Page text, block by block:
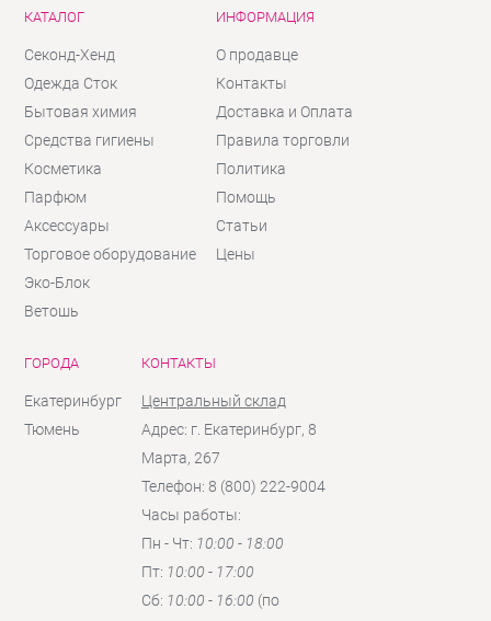
КАТАЛОГ
Секонд-Хенд
Одежда Сток
Бытовая химия
Средства гигиены
Косметика
Парфюм
Аксессуары
Торговое оборудование
Эко-Блок
Ветошь
ИНФОРМАЦИЯ
О продавце
Контакты
Доставка и Оплата
Правила торговли
Политика
Помощь
Статьи
Цены
ГОРОДА
Екатеринбург
Тюмень
КОНТАКТЫ
Центральный склад
Адрес: г. Екатеринбург, 8
Марта, 267
Телефон: 8 (800) 222-9004
Часы работы:
Пн - Чт: 10:00 - 18:00
Пт: 10:00 - 17:00
Сб: 10:00 - 16:00 (по